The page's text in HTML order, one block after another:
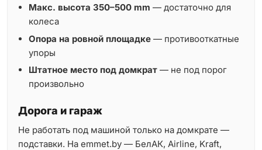
Макс. высота 350–500 mm — достаточно для
колеса
Опора на ровной площадке — противооткатные
упоры
Штатное место под домкрат — не под порог
произвольно
Дорога и гараж
Не работать под машиной только на домкрате —
подставки. На emmet.by — БелАК, Airline, Kraft,